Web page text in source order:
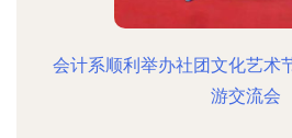
会计系顺利举办社团文化艺术
游交流会